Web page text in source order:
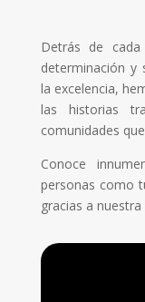
Detrás de
determinación y
la excelencia,
las historias
comunidades
Conoce
personas como
gracias a